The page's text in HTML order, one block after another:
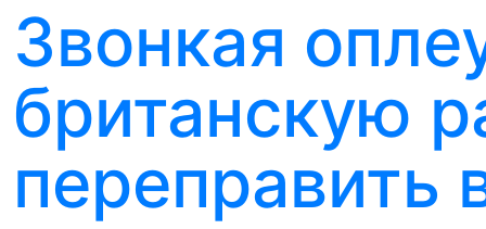
Звонкая
британскую
переправить